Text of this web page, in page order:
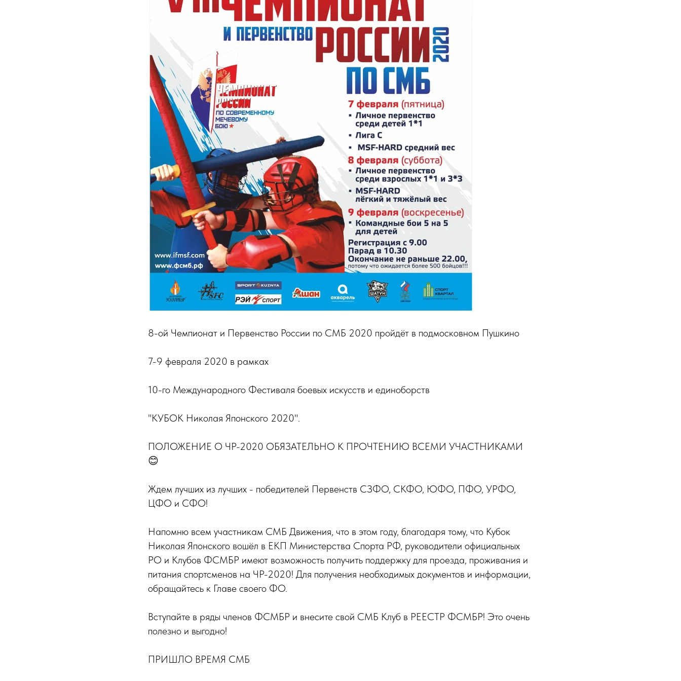
8-ой Чемпионат и Первенство России по СМБ 2020 пройдёт в подмосковном Пушкино
7-9 февраля 2020 в рамках
10-го Международного Фестиваля боевых искусств и единоборств
"КУБОК Николая Японского 2020".
ПОЛОЖЕНИЕ О ЧР-2020 ОБЯЗАТЕЛЬНО К ПРОЧТЕНИЮ ВСЕМИ УЧАСТНИКАМИ
😊
Ждем лучших из лучших - победителей Первенств СЗФО, СКФО, ЮФО, ПФО, УРФО,
ЦФО и СФО!
Напомню всем участникам СМБ Движения, что в этом году, благодаря тому, что Кубок
Николая Японского вошёл в ЕКП Министерства Спорта РФ, руководители официальных
РО и Клубов ФСМБР имеют возможность получить поддержку для проезда, проживания и
питания спортсменов на ЧР-2020! Для получения необходимых документов и информации,
обращайтесь к Главе своего ФО.
Вступайте в ряды членов ФСМБР и внесите свой СМБ Клуб в РЕЕСТР ФСМБР! Это очень
полезно и выгодно!
ПРИШЛО ВРЕМЯ СМБ